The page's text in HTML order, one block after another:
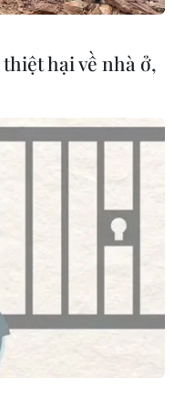
hại về nhà ở,